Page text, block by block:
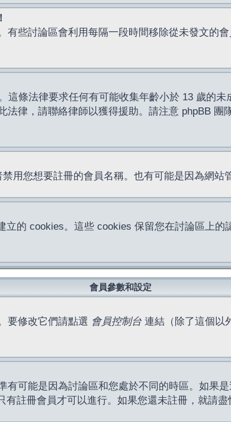
些討論區會利用每隔一段時間移除從未發文的
這條法律要求任何有可能收集年齡小於 13 歲的
律，請聯絡律師以獲得援助。請注意 phpBB
用您想要註冊的會員名稱。也有可能是因為網站
立的 cookies。這些 cookies 保留您在討論區上
會員參數和設定
要修改它們請點選 會員控制台 連結（除了這個以
可能是因為討論區和您處於不同的時區。如果
註冊會員才可以進行。如果您還未註冊，就請盡